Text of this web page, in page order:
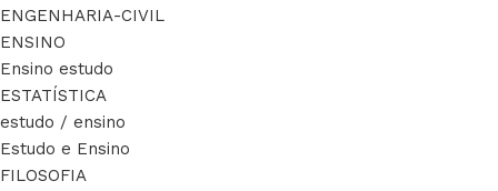
ENGENHARIA-CIVIL
ENSINO
Ensino estudo
ESTATÍSTICA
estudo / ensino
Estudo e Ensino
FILOSOFIA